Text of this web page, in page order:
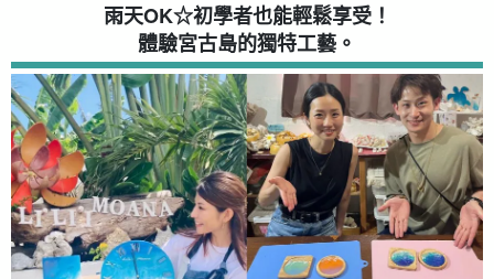
雨天OK☆初學者也能輕鬆享受！
體驗宮古島的獨特工藝。